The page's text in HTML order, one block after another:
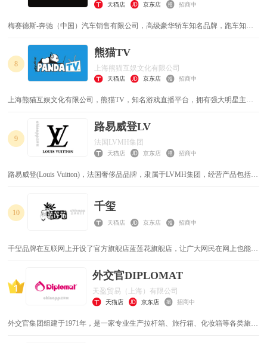
天猫店 京东店 招商中
梅赛德斯-奔驰（中国）汽车销售有限公司，高级豪华轿车知名品牌，跑车知名
界知名的德国汽车制造商。 梅赛德斯-奔驰（Mercedes-Benz）是世界著名的德
国汽车品牌
8
熊猫TV
上海熊猫互娱文化有限公司
天猫店 京东店 招商中
上海熊猫互娱文化有限公司，熊猫TV，知名游戏直播平台，拥有强大明星主播
务。 2015年7月23日，熊猫TV母公司“上海熊猫互娱文化有限公司”正式成
立，注册资本为2000万元，法人为龙飞
9
路易威登LV
法国LVMH集团
天猫店 京东店 招商中
路易威登(Louis Vuitton)，法国奢侈品品牌，隶属于LVMH集团，经营产品包括手
10
千玺
天猫店 京东店 招商中
千玺品牌在互联网上开设了官方旗舰店蓝莲花旗舰店，让广大网民在网上也能买
然千玺已经取得一些不错的成绩，但并没有放慢前进的步伐，仍在为成为行业中
的最顶尖品牌努力
外交官DIPLOMAT
天盈贸易（上海）有限公司
天猫店 京东店 招商中
外交官集团组建于1971年，是一家专业生产拉杆箱、旅行箱、化妆箱等各类旅行